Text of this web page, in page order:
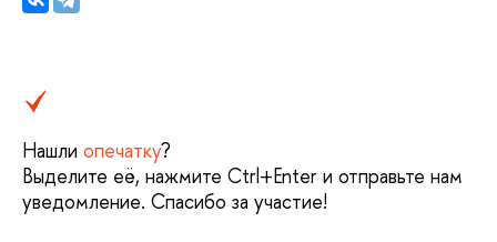
Нашли опечатку?
Выделите её, нажмите Ctrl+Enter и отправьте нам
уведомление. Спасибо за участие!